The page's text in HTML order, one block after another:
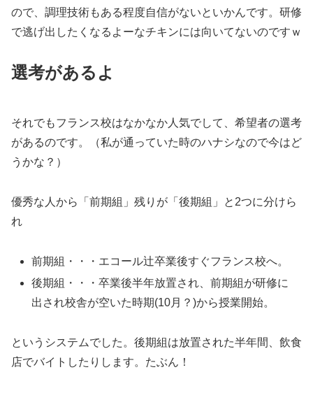
ので、調理技術もある程度自信がないといかんです。研修
で逃げ出したくなるよーなチキンには向いてないのですｗ
選考があるよ
それでもフランス校はなかなか人気でして、希望者の選考
があるのです。（私が通っていた時のハナシなので今はど
うかな？）
優秀な人から「前期組」残りが「後期組」と2つに分けら
れ
前期組・・・エコール辻卒業後すぐフランス校へ。
後期組・・・卒業後半年放置され、前期組が研修に
出され校舎が空いた時期(10月？)から授業開始。
というシステムでした。後期組は放置された半年間、飲食
店でバイトしたりします。たぶん！